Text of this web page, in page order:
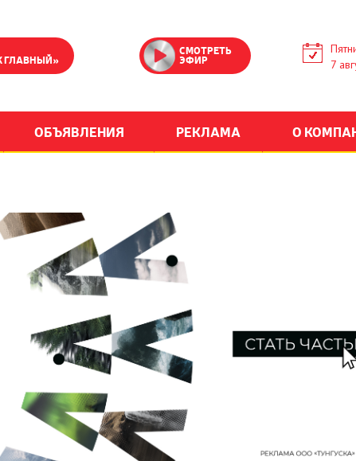
ГЛАВНЫЙ»
СМОТРЕТЬ
ЭФИР
7
ОБЪЯВЛЕНИЯ РЕКЛАМА О